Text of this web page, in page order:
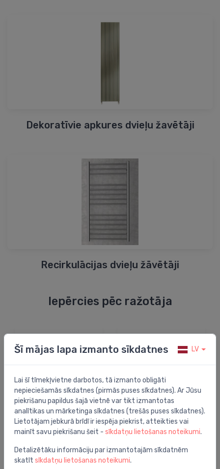
Dekoratīvie apkures dvieļu žavētāji
Recirkulācijas dvieļu žāvētāji
Iepērcies pēc ražotāja
Nav norādīts
Šī mājas lapa izmanto sīkdatnes LV
Lai šī tīmekļvietne darbotos, tā izmanto obligāti
nepieciešamās sīkdatnes (pirmās puses sīkdatnes). Ar Jūsu
piekrišanu papildus šajā vietnē var tikt izmantotas
analītikas un mārketinga sīkdatnes (trešās puses sīkdatnes).
Lietotājam jebkurā brīdī ir iespēja piekrist, atteikties vai
mainīt savu piekrišanu šeit - sīkdatņu lietošanas noteikumi.
Detalizētāku informāciju par izmantotajām sīkdatnēm
skatīt sīkdatņu lietošanas noteikumi.